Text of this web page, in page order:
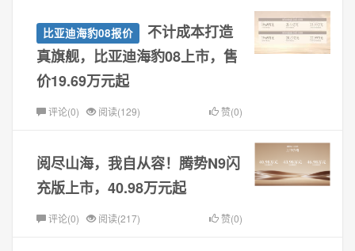
比亚迪海豹08报价
不计成本打造
真旗舰，比亚迪海豹08上市，售
价19.69万元起
评论(0) 阅读(129) 赞(0)
阅尽山海，我自从容！腾势N9闪
充版上市，40.98万元起
评论(0) 阅读(217) 赞(0)